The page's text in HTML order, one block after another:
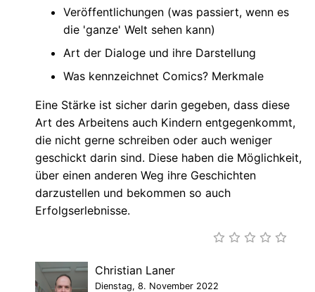
Veröffentlichungen (was passiert, wenn es
die 'ganze' Welt sehen kann)
Art der Dialoge und ihre Darstellung
Was kennzeichnet Comics? Merkmale
Eine Stärke ist sicher darin gegeben, dass diese
Art des Arbeitens auch Kindern entgegenkommt,
die nicht gerne schreiben oder auch weniger
geschickt darin sind. Diese haben die Möglichkeit,
über einen anderen Weg ihre Geschichten
darzustellen und bekommen so auch
Erfolgserlebnisse.
Christian Laner
Dienstag, 8. November 2022